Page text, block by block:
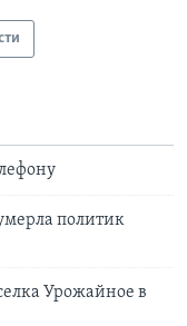
политик
Урожайное в